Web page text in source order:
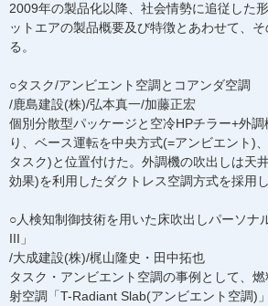
2009年の製品化以降、社会情勢に追従した
ットエアの製品概要及び特徴とあわせて、
る。
○タスク/アンビエント空調とコアンダ空調
/鹿島建設(株)/弘本真一/加藤正宏
個別分散型パッケージと空冷HPチラー+外
り、ベース運転を中央方式(=アンビエント)
タスク)と位置付けた。外調機の吹出しは天
効果)を利用したダクトレス空調方式を採用し
○人検知制御技術を用いた床吹出しパーソナ
III」
/大成建設(株)/梶山隆史・田中拓也
タスク・アンビエント空調の事例として、
射空調「T-Radiant Slab(アンビエント空調)